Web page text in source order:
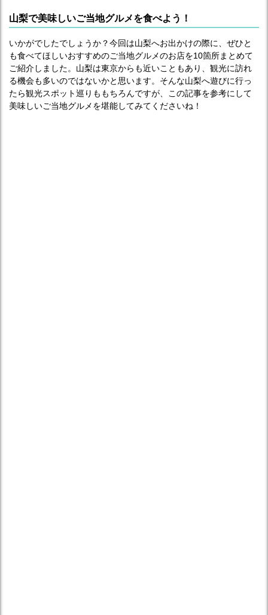
山梨で美味しいご当地グルメを食べよう！
いかがでしたでしょうか？今回は山梨へお出かけの際に、ぜひと
も食べてほしいおすすめのご当地グルメのお店を10箇所まとめて
ご紹介しました。山梨は東京からも近いこともあり、観光に訪れ
る機会も多いのではないかと思います。そんな山梨へ遊びに行っ
たら観光スポット巡りももちろんですが、この記事を参考にして
美味しいご当地グルメを堪能してみてくださいね！